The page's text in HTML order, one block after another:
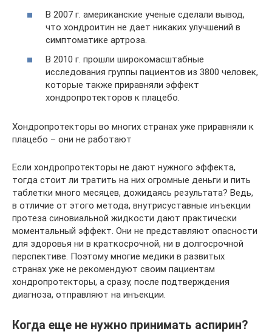
В 2007 г. американские ученые сделали вывод,
что хондроитин не дает никаких улучшений в
симптоматике артроза.
В 2010 г. прошли широкомасштабные
исследования группы пациентов из 3800 человек,
которые также приравняли эффект
хондропротекторов к плацебо.
Хондропротекторы во многих странах уже приравняли к
плацебо – они не работают
Если хондропротекторы не дают нужного эффекта,
тогда стоит ли тратить на них огромные деньги и пить
таблетки много месяцев, дожидаясь результата? Ведь,
в отличие от этого метода, внутрисуставные инъекции
протеза синовиальной жидкости дают практически
моментальный эффект. Они не представляют опасности
для здоровья ни в краткосрочной, ни в долгосрочной
перспективе. Поэтому многие медики в развитых
странах уже не рекомендуют своим пациентам
хондропротекторы, а сразу, после подтверждения
диагноза, отправляют на инъекции.
Когда еще не нужно принимать аспирин?